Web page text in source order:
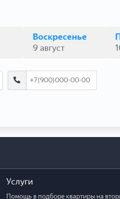
Воскресенье
9 август
Услуги
Помощь в подборе квартиры на